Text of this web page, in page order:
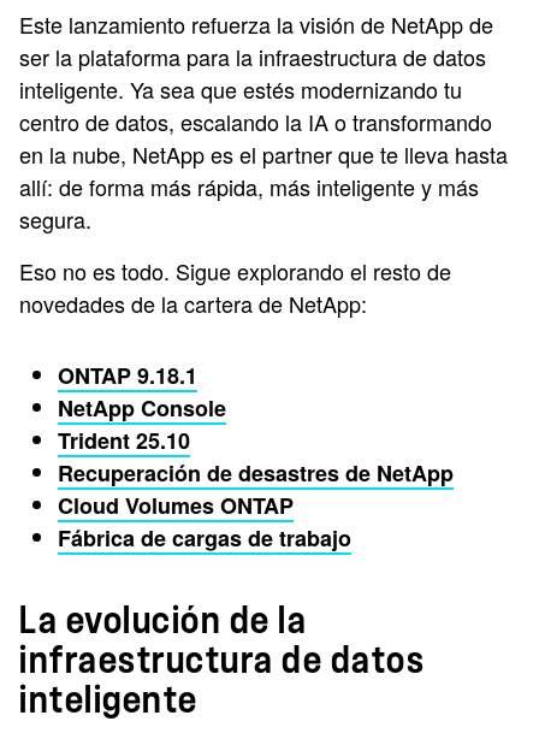
Este lanzamiento refuerza la visión de NetApp de
ser la plataforma para la infraestructura de datos
inteligente. Ya sea que estés modernizando tu
centro de datos, escalando la IA o transformando
en la nube, NetApp es el partner que te lleva hasta
allí: de forma más rápida, más inteligente y más
segura.
Eso no es todo. Sigue explorando el resto de
novedades de la cartera de NetApp:
ONTAP 9.18.1
NetApp Console
Trident 25.10
Recuperación de desastres de NetApp
Cloud Volumes ONTAP
Fábrica de cargas de trabajo
La evolución de la
infraestructura de datos
inteligente